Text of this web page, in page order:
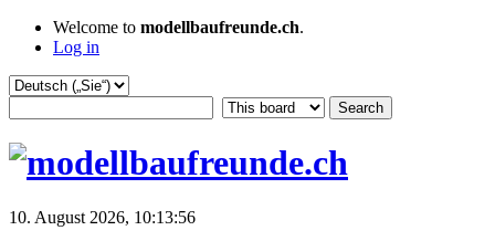
Welcome to modellbaufreunde.ch.
Log in
10. August 2026, 10:13:56